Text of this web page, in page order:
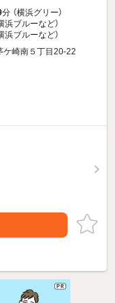
分 （横浜グリー）
浜ブルーなど）
浜ブルーなど）
ケ崎南５丁目20-22